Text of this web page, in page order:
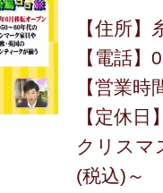
【住所
【電話
【営業
【定休日
クリスマ
(税込)～